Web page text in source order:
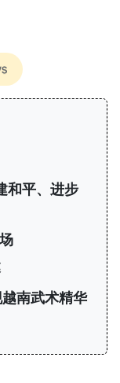
和平、进步
南武术精华